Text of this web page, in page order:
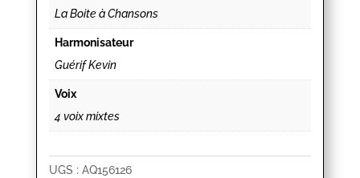
La Boite à Chansons
Harmonisateur
Guérif Kevin
Voix
4 voix mixtes
UGS : AQ156126